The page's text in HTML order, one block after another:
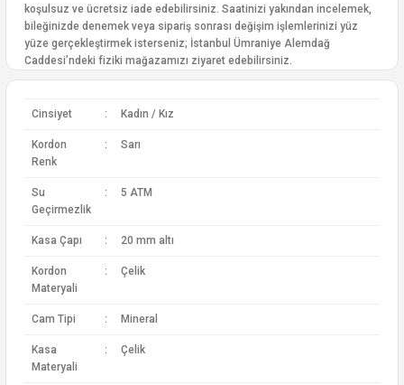
koşulsuz ve ücretsiz iade edebilirsiniz. Saatinizi yakından incelemek,
bileğinizde denemek veya sipariş sonrası değişim işlemlerinizi yüz
yüze gerçekleştirmek isterseniz; İstanbul Ümraniye Alemdağ
Caddesi’ndeki fiziki mağazamızı ziyaret edebilirsiniz.
Cinsiyet : Kadın / Kız
Kordon
Renk
: Sarı
Su
Geçirmezlik
: 5 ATM
Kasa Çapı : 20 mm altı
Kordon
Materyali
: Çelik
Cam Tipi : Mineral
Kasa
Materyali
: Çelik